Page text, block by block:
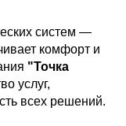
систем —
комфорт и
"Точка
услуг,
всех решений.